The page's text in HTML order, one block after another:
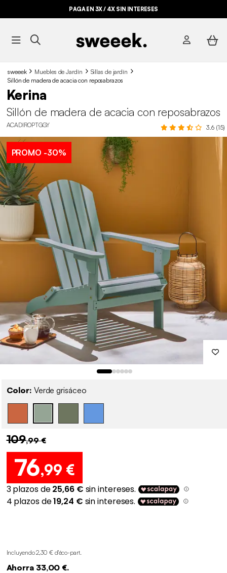
PAGA EN 3X / 4X SIN INTERESES
sweeek Muebles de Jardín
Sillas de jardín
Sillón de madera de acacia con reposabrazos
Kerina
Sillón de madera de acacia con reposabrazos
ACADIROPTGGY 3.6 (15)
PROMO -30%
Color: Verde grisáceo
109,99 €
76,99 €
Incluyendo 2,30 € d'éco-part.
Ahorra 33,00 €.